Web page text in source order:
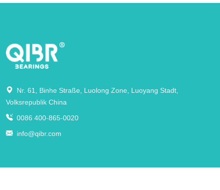
Nr. 61, Binhe Straße, Luolong Zone, Luoyang Stadt,
Volksrepublik China
0086 400-865-0020
info@qibr.com